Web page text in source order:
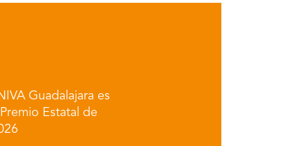
Guadalajara es
Estatal de